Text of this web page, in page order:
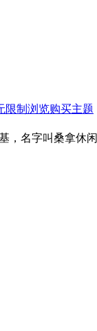
限制浏览购买主题
名字叫桑拿休闲